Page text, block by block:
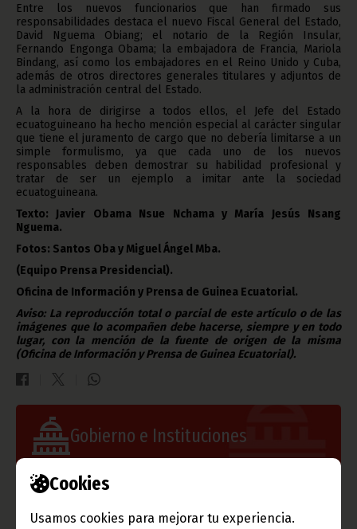
Cookies
Usamos cookies para mejorar tu experiencia.
Entre los nuevos funcionarios que han firmado sus
responsabilidades destaca el nuevo Fiscal General del Estado,
David Nguema Obiang; el notario de la Región Insular,
Fernando Engonga Obama; la embajadora de Francia, Mariola
Bindang, así como los embajadores en el Reino Unido y Cuba,
además de otros directores generales titulares y adjuntos de
la administración central del Estado.
A la hora de dirigirse a todos ellos, el Jefe del Estado
ecuatoguineano ha hecho mención especial al carácter singular
que tiene el juramento de cargo que no debería limitarse a un
simple formulismo, ya que cada uno de los nuevos
responsables deben demostrar su habilidad profesional y
tratar de ser un ejemplo a imitar ante la sociedad
ecuatoguineana.
Texto: Javier Obama Nsue Nchama y María Jesús Nsang
Nguema.
Fotos: Santos Oba y Miguel Ángel Mba.
(Equipo Prensa Presidencial).
Oficina de Información y Prensa de Guinea Ecuatorial.
Aviso: La reproducción total o parcial de este artículo o de las
imágenes que lo acompañen debe hacerse, siempre y en todo
lugar, con la mención de la fuente de origen de la misma
(Oficina de Información y Prensa de Guinea Ecuatorial).
Gobierno e Instituciones
Información de Guinea Ecuatorial